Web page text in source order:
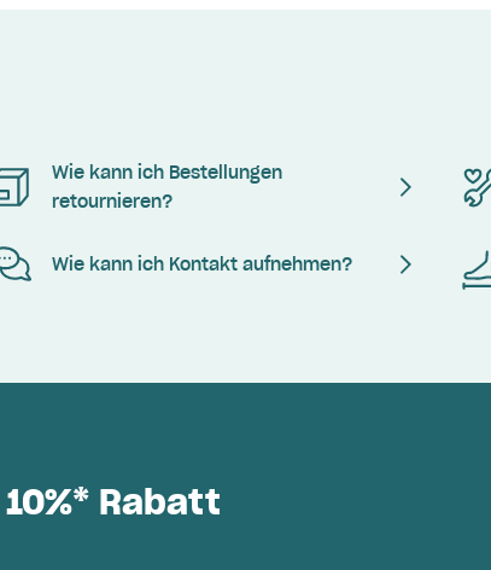
Wie kann ich Bestellungen
retournieren?
Wie kann ich Kontakt aufnehmen?
Rabatt